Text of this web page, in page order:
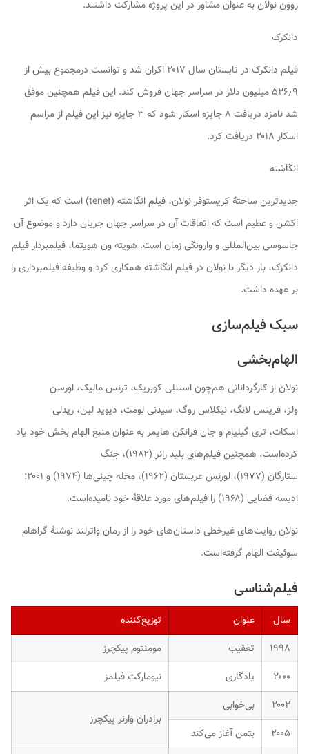
روون نولان به عنوان مشاور در این پروژه مشارکت داشتند.
دانکرک
فیلم دانکرک در تابستان سال ۲۰۱۷ اکران شد و توانست درمجموع بیش از
۵۲۶٫۹ میلیون دلار در سراسر جهان فروش کند. این فیلم همچنین موفق
شد نامزد دریافت ۸ جایزه اسکار شود که ۳ جایزه نیز این فیلم از مراسم
اسکار ۲۰۱۸ دریافت کرد.
انگاشته
جدیدترین ساختهٔ کریستوفر نولان، فیلم انگاشته (tenet) است که یک اثر
اکشن و عظیم است که اتفاقات آن در سراسر جهان جریان دارد و موضوع آن
جاسوسی بین‌المللی و وارونگی زمان است. هویته ون هویتما، فیلمبردار فیلم
دانکرک، بار دیگر با نولان در فیلم انگاشته همکاری کرد و وظیفه فیلمبرداری را
بر عهده داشت.
سبک فیلم‌سازی
الهام‌بخشی
نولان از کارگردانانی هم‌چون استنلی کوبریک، ترنس مالیک، اورسن
ولز، فریتس لانگ، نیکلاس روگ، سیدنی لومت، دیوید لین، ریدلی
اسکات، تری گیلیام و جان فرانکن هایمر به عنوان منبع الهام بخش خود یاد
کرده‌است. همچنین فیلم‌هایبلید رانر (۱۹۸۲)،
جنگ
ستارگان (۱۹۷۷)، لورنس عربستان (۱۹۶۲)، محله چینی‌ها (۱۹۷۴) و
۲۰۰۱:
ادیسه فضایی (۱۹۶۸) را فیلم‌های مورد علاقهٔ خود نامیده‌است.
نولان روایت‌های غیرخطی داستان‌های خود را از رمانواترلندنوشتهٔ گراهام
سوئیفت الهام گرفته‌است.
فیلم‌شناسی
سال عنوان
توزیع‌کننده
۱۹۹۸
تعقیب
مومنتوم پیکچرز
۲۰۰۰
یادگاری
نیومارکت فیلمز
۲۰۰۲
بی‌خوابی
برادران وارنر پیکچرز
۲۰۰۵
بتمن آغاز می‌کند